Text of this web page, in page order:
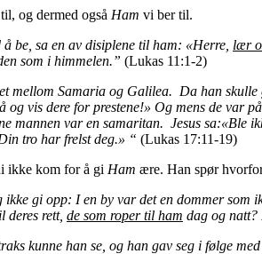
og dermed også Ham vi ber til.
be, sa en av disiplene til ham: «Herre, lær
som i himmelen.” (Lukas 11:1-2)
mellom Samaria og Galilea. Da han
vis dere for prestene!» Og mens de var
mannen var en samaritan. Jesus sa:«Ble
tro har frelst deg.» “ (Lukas 17:11-19)
ikke kom for å gi Ham ære. Han spør
ikke gi opp: I en by var det en dommer som
deres rett, de som roper til ham dag og natt?
kunne han se, og han gav seg i følge med